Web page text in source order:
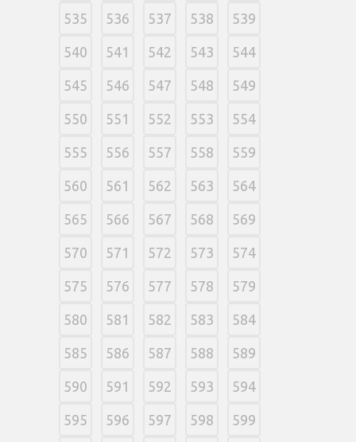
535 536 537 538 539
540 541 542 543 544
545 546 547 548 549
550 551 552 553 554
555 556 557 558 559
560 561 562 563 564
565 566 567 568 569
570 571 572 573 574
575 576 577 578 579
580 581 582 583 584
585 586 587 588 589
590 591 592 593 594
595 596 597 598 599